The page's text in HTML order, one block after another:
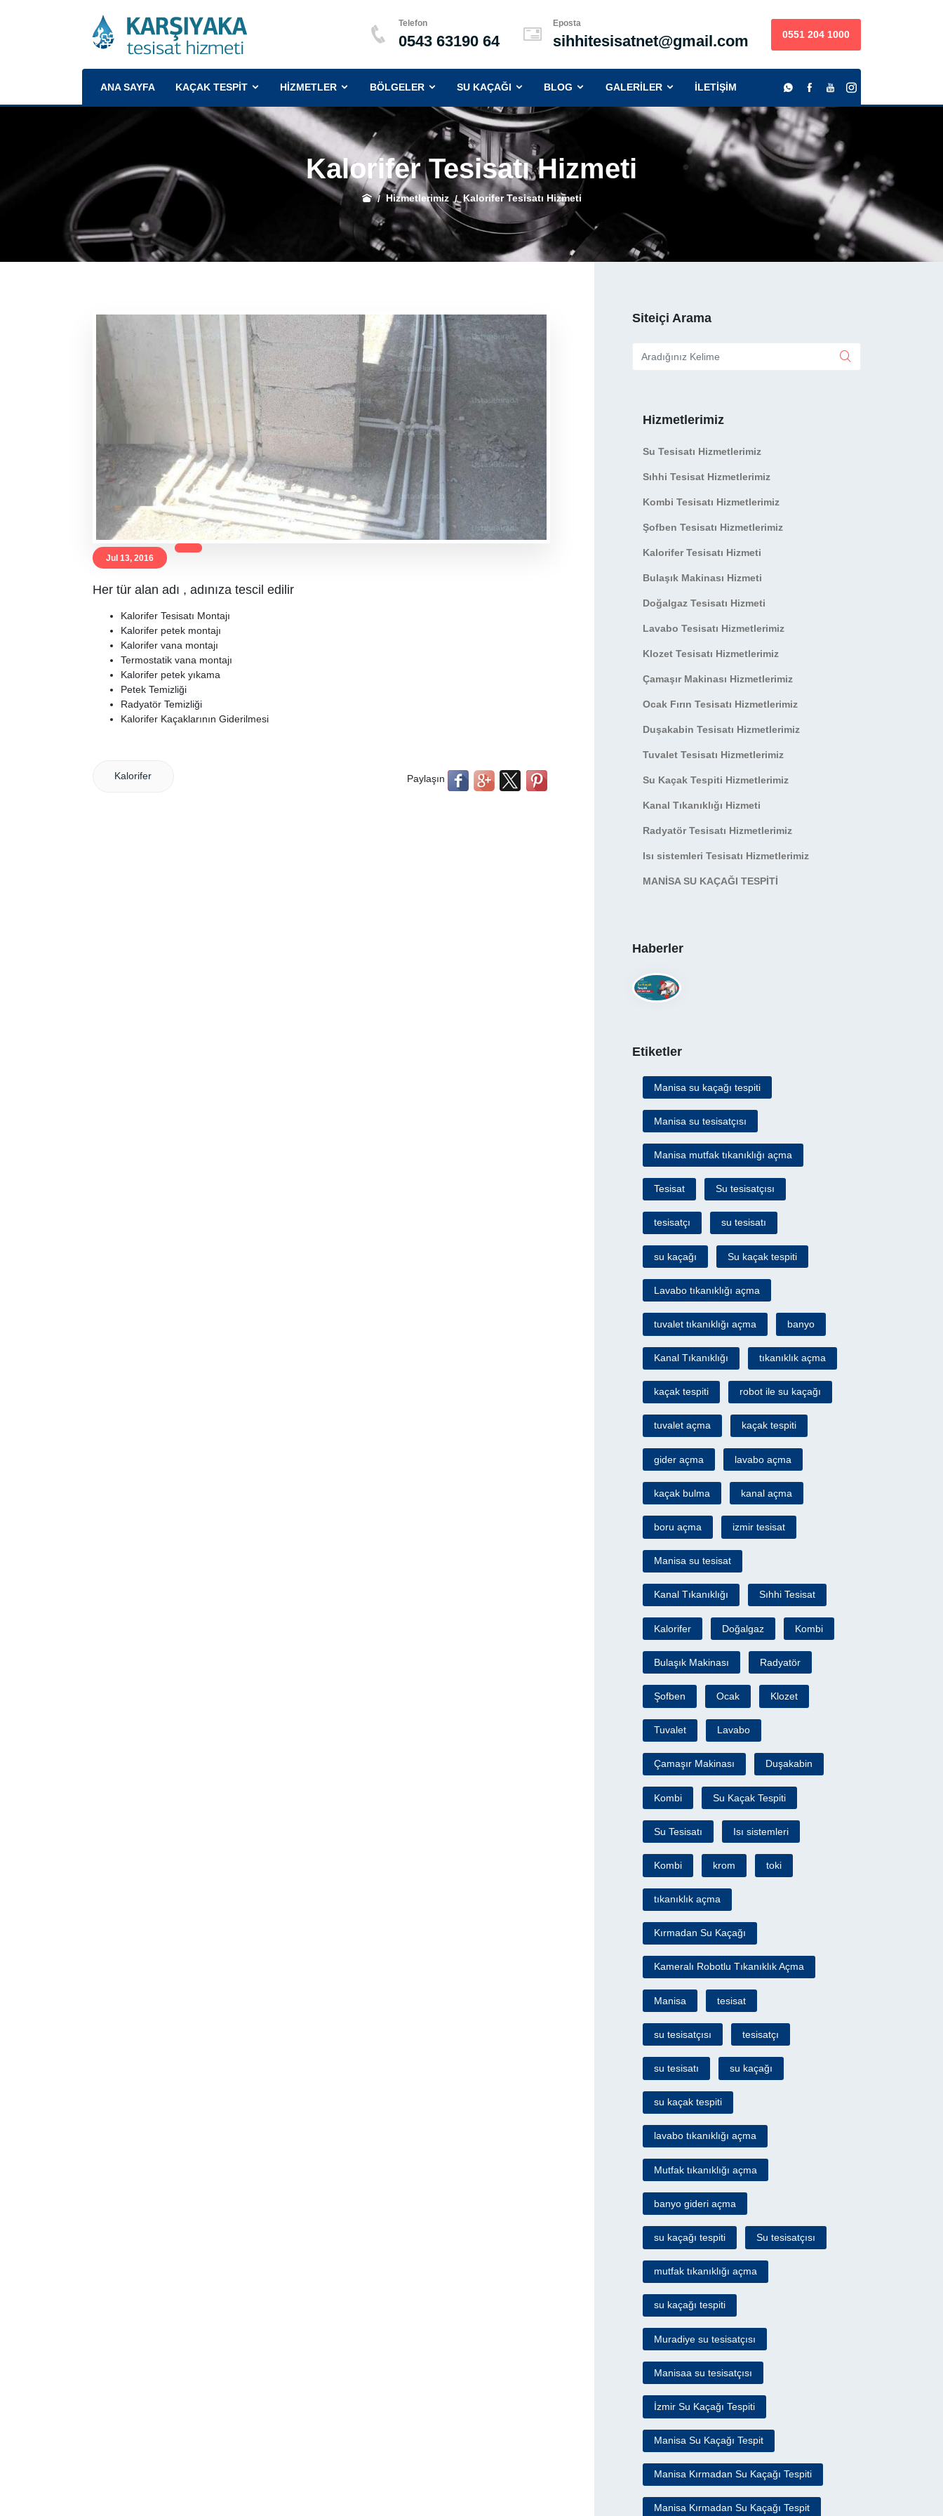
Telefon
0543 63190 64
Eposta
sihhitesisatnet@gmail.com 0551 204 1000
ANA SAYFA KAÇAK TESPİT (CURRENT)HİZMETLER (CURRENT)BÖLGELER (CURRENT)SU KAÇAĞI (CURRENT)
BLOG (CURRENT)GALERİLER İLETİŞİM
Kalorifer Tesisatı Hizmeti
Hizmetlerimiz Kalorifer Tesisatı Hizmeti
Jul 13, 2016
Her tür alan adı , adınıza tescil edilir
Kalorifer Tesisatı Montajı
Kalorifer petek montajı
Kalorifer vana montajı
Termostatik vana montajı
Kalorifer petek yıkama
Petek Temizliği
Radyatör Temizliği
Kalorifer Kaçaklarının Giderilmesi
Kalorifer Paylaşın
Siteiçi Arama
Hizmetlerimiz
Su Tesisatı Hizmetlerimiz
Sıhhi Tesisat Hizmetlerimiz
Kombi Tesisatı Hizmetlerimiz
Şofben Tesisatı Hizmetlerimiz
Kalorifer Tesisatı Hizmeti
Bulaşık Makinası Hizmeti
Doğalgaz Tesisatı Hizmeti
Lavabo Tesisatı Hizmetlerimiz
Klozet Tesisatı Hizmetlerimiz
Çamaşır Makinası Hizmetlerimiz
Ocak Fırın Tesisatı Hizmetlerimiz
Duşakabin Tesisatı Hizmetlerimiz
Tuvalet Tesisatı Hizmetlerimiz
Su Kaçak Tespiti Hizmetlerimiz
Kanal Tıkanıklığı Hizmeti
Radyatör Tesisatı Hizmetlerimiz
Isı sistemleri Tesisatı Hizmetlerimiz
MANİSA SU KAÇAĞI TESPİTİ
Haberler
Etiketler
Manisa su kaçağı tespiti
Manisa su tesisatçısı
Manisa mutfak tıkanıklığı açma
Tesisat Su tesisatçısı
tesisatçı su tesisatı
su kaçağı Su kaçak tespiti
Lavabo tıkanıklığı açma
tuvalet tıkanıklığı açma banyo
Kanal Tıkanıklığı tıkanıklık açma
kaçak tespiti robot ile su kaçağı
tuvalet açma kaçak tespiti
gider açma lavabo açma
kaçak bulma kanal açma
boru açma izmir tesisat
Manisa su tesisat
Kanal Tıkanıklığı Sıhhi Tesisat
Kalorifer Doğalgaz Kombi
Bulaşık Makinası Radyatör
Şofben Ocak Klozet
Tuvalet Lavabo
Çamaşır Makinası Duşakabin
Kombi Su Kaçak Tespiti
Su Tesisatı Isı sistemleri
Kombi krom toki
tıkanıklık açma
Kırmadan Su Kaçağı
Kameralı Robotlu Tıkanıklık Açma
Manisa tesisat
su tesisatçısı tesisatçı
su tesisatı su kaçağı
su kaçak tespiti
lavabo tıkanıklığı açma
Mutfak tıkanıklığı açma
banyo gideri açma
su kaçağı tespiti Su tesisatçısı
mutfak tıkanıklığı açma
su kaçağı tespiti
Muradiye su tesisatçısı
Manisaa su tesisatçısı
İzmir Su Kaçağı Tespiti
Manisa Su Kaçağı Tespit
Manisa Kırmadan Su Kaçağı Tespiti
Manisa Kırmadan Su Kaçağı Tespit